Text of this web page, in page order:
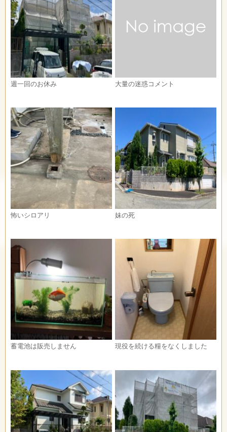
週一回のお休み 大量の迷惑コメント
怖いシロアリ 妹の死
蓄電池は販売しません 現役を続ける糧をなくしました